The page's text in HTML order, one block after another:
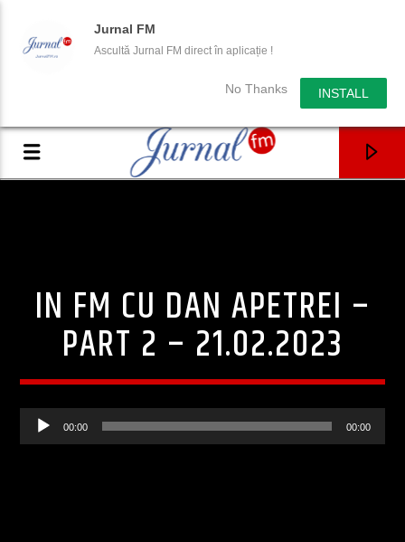
Jurnal FM
Ascultă Jurnal FM direct în aplicație !
No Thanks INSTALL
IN FM CU DAN APETREI –
PART 2 – 21.02.2023
Player
audio
00:00 00:00